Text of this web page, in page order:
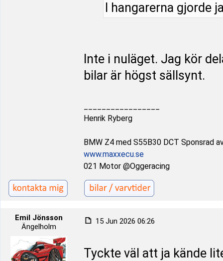
I hangarerna gjorde
Inte i nuläget. Jag kör
bilar är högst sällsynt.
Henrik Ryberg
BMW Z4 med S55B30 DCT Sponsrad
www.maxxecu.se
021 Motor @Oggeracing
Emil Jönsson
Ängelholm
15 Jun 2026 06:26
Tyckte väl att ja kände